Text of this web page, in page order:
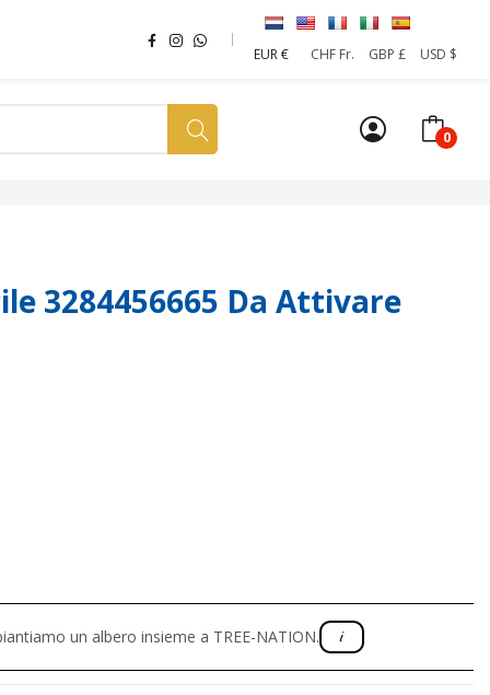
EUR €
CHF Fr. GBP £ USD $
0
3284456665 Da Attivare
un albero insieme a TREE-NATION.